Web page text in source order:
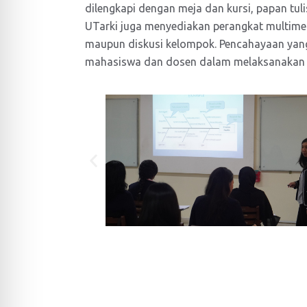
dilengkapi dengan meja dan kursi, papan
UTarki juga menyediakan perangkat
maupun diskusi kelompok. Pencahayaan
mahasiswa dan dosen dalam